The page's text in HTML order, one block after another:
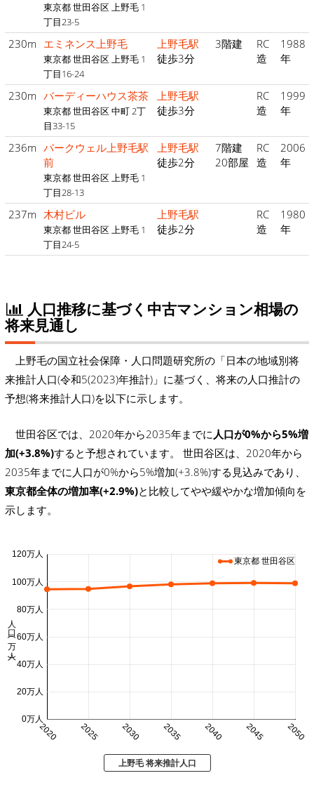
東京都 世田谷区 上野毛 1
丁目23-5
230m エミネンス上野毛
東京都 世田谷区 上野毛 1
丁目16-24
上野毛駅
徒歩3分
3階建
RC
造
1988
年
230m バーディーハウス茶茶
東京都 世田谷区 中町 2丁
目33-15
上野毛駅
徒歩3分
RC
造
1999
年
236m パークウェル上野毛駅
前
東京都 世田谷区 上野毛 1
丁目28-13
上野毛駅
徒歩2分
7階建
20部屋
RC
造
2006
年
237m 木村ビル
東京都 世田谷区 上野毛 1
丁目24-5
上野毛駅
徒歩2分
RC
造
1980
年
人口推移に基づく中古マンション相場の
将来見通し
上野毛の国立社会保障・人口問題研究所の「日本の地域別将
来推計人口(令和5(2023)年推計)」に基づく、将来の人口推計の
予想(将来推計人口)を以下に示します。
世田谷区では、2020年から2035年までに 人口が0%から5%増
加(+3.8%)すると予想されています。 世田谷区は、2020年から
2035年までに人口が0%から5%増加(+3.8%)する見込みであり、
東京都全体の増加率(+2.9%)と比較してやや緩やかな増加傾向を
示します。
2020 2025 2030 2035 2040 2045 2050
0万人
20万人
40万人
60万人
80万人
100万人
120万人
人口 (万人)
東京都 世田谷区
上野毛 将来推計人口